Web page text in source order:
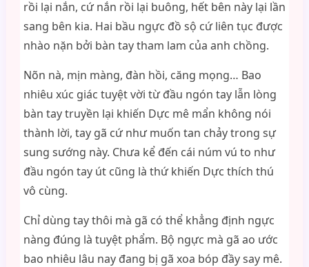
rồi lại nắn, cứ nắn rồi lại buông, hết bên này lại lần
sang bên kia. Hai bầu ngực đồ sộ cứ liên tục được
nhào nặn bởi bàn tay tham lam của anh chồng.
Nõn nà, mịn màng, đàn hồi, căng mọng… Bao
nhiêu xúc giác tuyệt vời từ đầu ngón tay lẫn lòng
bàn tay truyền lại khiến Dực mê mẩn không nói
thành lời, tay gã cứ như muốn tan chảy trong sự
sung sướng này. Chưa kể đến cái núm vú to như
đầu ngón tay út cũng là thứ khiến Dực thích thú
vô cùng.
Chỉ dùng tay thôi mà gã có thể khẳng định ngực
nàng đúng là tuyệt phẩm. Bộ ngực mà gã ao ước
bao nhiêu lâu nay đang bị gã xoa bóp đầy say mê.